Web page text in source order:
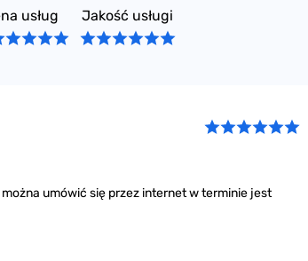
usług Jakość usługi
umówić się przez internet w terminie jest